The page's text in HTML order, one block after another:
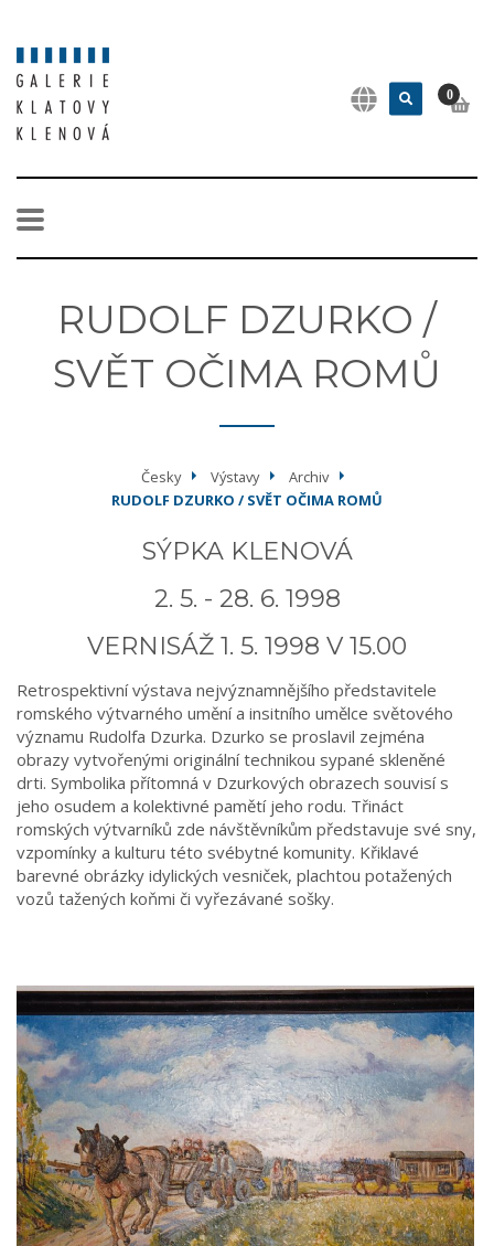
0
RUDOLF DZURKO /
SVĚT OČIMA ROMŮ
Česky Výstavy
Archiv
RUDOLF DZURKO / SVĚT OČIMA ROMŮ
SÝPKA KLENOVÁ
2. 5. - 28. 6. 1998
VERNISÁŽ 1. 5. 1998 V 15.00
Retrospektivní výstava nejvýznamnějšího představitele
romského výtvarného umění a insitního umělce světového
významu Rudolfa Dzurka. Dzurko se proslavil zejména
obrazy vytvořenými originální technikou sypané skleněné
drti. Symbolika přítomná v Dzurkových obrazech souvisí s
jeho osudem a kolektivné pamětí jeho rodu. Třináct
romských výtvarníků zde návštěvníkům představuje své sny,
vzpomínky a kulturu této svébytné komunity. Křiklavé
barevné obrázky idylických vesniček, plachtou potažených
vozů tažených koňmi či vyřezávané sošky.